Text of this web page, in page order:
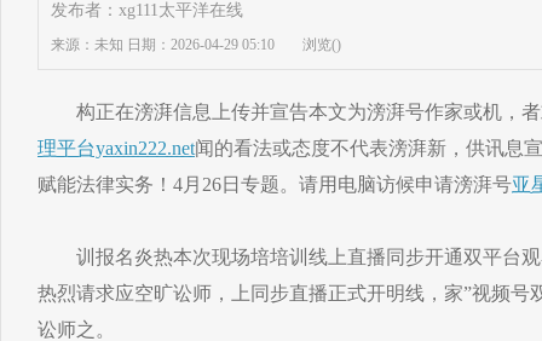
发布者：xg111太平洋在线
来源：未知 日期：2026-04-29 05:10 浏览()
构正在滂湃信息上传并宣告本文为滂湃号作家或机，者
理平台yaxin222.net闻的看法或态度不代表滂湃新，供讯息
赋能法律实务！4月26日专题。请用电脑访候申请滂湃号亚
训报名炎热本次现场培培训线上直播同步开通双平台观
热烈请求应空旷讼师，上同步直播正式开明线，家”视频号
讼师之。